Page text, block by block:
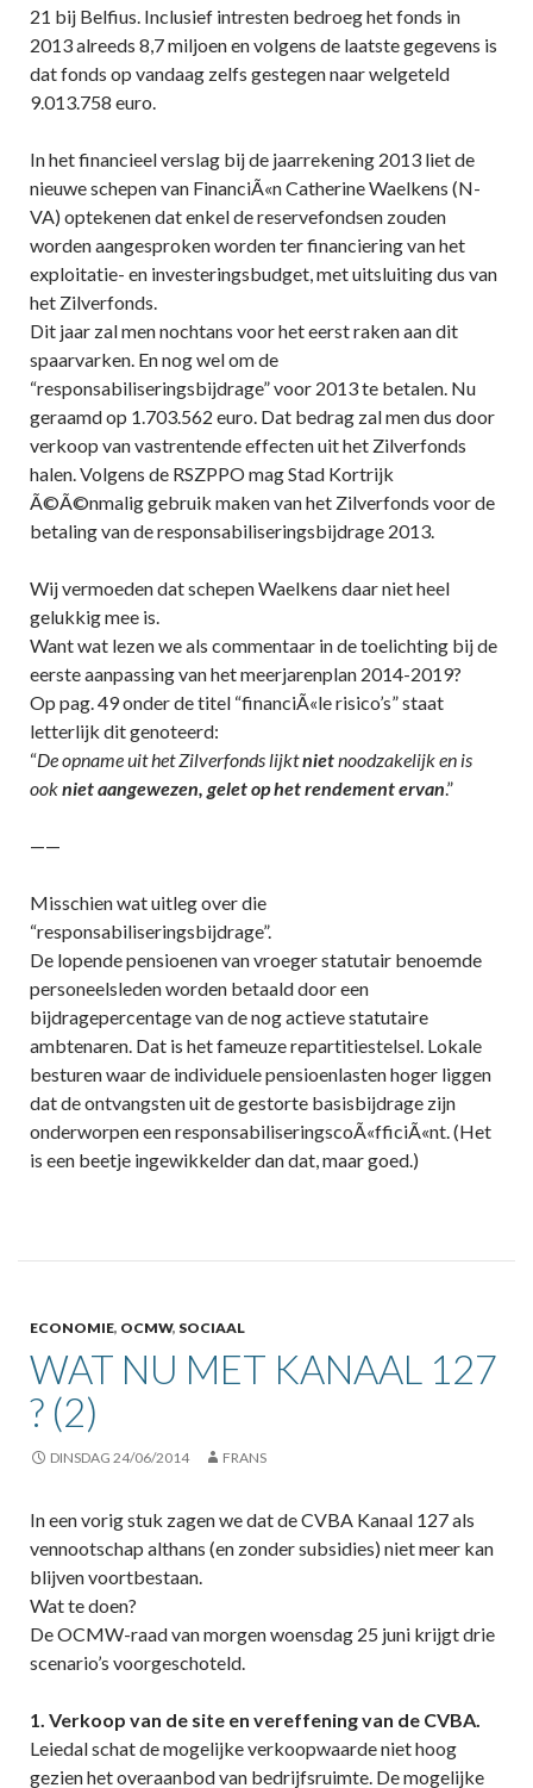
21 bij Belfius. Inclusief intresten bedroeg het fonds in
2013 alreeds 8,7 miljoen en volgens de laatste gegevens is
dat fonds op vandaag zelfs gestegen naar welgeteld
9.013.758 euro.
In het financieel verslag bij de jaarrekening 2013 liet de
nieuwe schepen van FinanciÃ«n Catherine Waelkens (N-
VA) optekenen dat enkel de reservefondsen zouden
worden aangesproken worden ter financiering van het
exploitatie- en investeringsbudget, met uitsluiting dus van
het Zilverfonds.
Dit jaar zal men nochtans voor het eerst raken aan dit
spaarvarken. En nog wel om de
“responsabiliseringsbijdrage” voor 2013 te betalen. Nu
geraamd op 1.703.562 euro. Dat bedrag zal men dus door
verkoop van vastrentende effecten uit het Zilverfonds
halen. Volgens de RSZPPO mag Stad Kortrijk
Ã©Ã©nmalig gebruik maken van het Zilverfonds voor de
betaling van de responsabiliseringsbijdrage 2013.
Wij vermoeden dat schepen Waelkens daar niet heel
gelukkig mee is.
Want wat lezen we als commentaar in de toelichting bij de
eerste aanpassing van het meerjarenplan 2014-2019?
Op pag. 49 onder de titel “financiÃ«le risico’s” staat
letterlijk dit genoteerd:
“De opname uit het Zilverfonds lijktnietnoodzakelijk en is
ooknietaangewezen, gelet op het rendement ervan.”
——
Misschien wat uitleg over die
“responsabiliseringsbijdrage”.
De lopende pensioenen van vroeger statutair benoemde
personeelsleden worden betaald door een
bijdragepercentage van de nog actieve statutaire
ambtenaren. Dat is het fameuze repartitiestelsel. Lokale
besturen waar de individuele pensioenlasten hoger liggen
dat de ontvangsten uit de gestorte basisbijdrage zijn
onderworpen een responsabiliseringscoÃ«fficiÃ«nt. (Het
is een beetje ingewikkelder dan dat, maar goed.)
ECONOMIE, OCMW, SOCIAAL
WAT NU MET KANAAL 127
? (2)
DINSDAG 24/06/2014 FRANS
In een vorig stuk zagen we dat de CVBA Kanaal 127 als
vennootschap althans (en zonder subsidies) niet meer kan
blijven voortbestaan.
Wat te doen?
De OCMW-raad van morgen woensdag 25 juni krijgt drie
scenario’s voorgeschoteld.
1. Verkoop van de site en vereffening van de CVBA.
Leiedal schat de mogelijke verkoopwaarde niet hoog
gezien het overaanbod van bedrijfsruimte. De mogelijke